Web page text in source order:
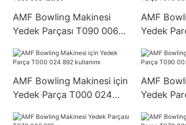
AMF Bowling Makinesi
Yedek Parçası T090 006
AMF
Yedek
AMF Bowling Makinesi için
Yedek Parça T000 024
AMF
Yedek